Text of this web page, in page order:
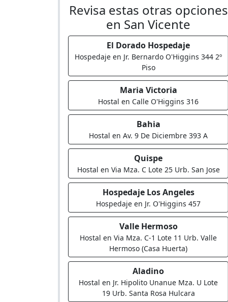
Revisa estas otras opciones
en San Vicente
El Dorado Hospedaje
Hospedaje en Jr. Bernardo O'Higgins 344 2º
Piso
Maria Victoria
Hostal en Calle O'Higgins 316
Bahia
Hostal en Av. 9 De Diciembre 393 A
Quispe
Hostal en Via Mza. C Lote 25 Urb. San Jose
Hospedaje Los Angeles
Hospedaje en Jr. O'Higgins 457
Valle Hermoso
Hostal en Via Mza. C-1 Lote 11 Urb. Valle
Hermoso (Casa Huerta)
Aladino
Hostal en Jr. Hipolito Unanue Mza. U Lote
19 Urb. Santa Rosa Hulcara